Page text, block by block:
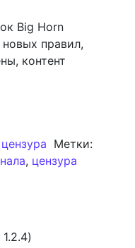
Big Horn
правил,
контент
Метки:
, цензура